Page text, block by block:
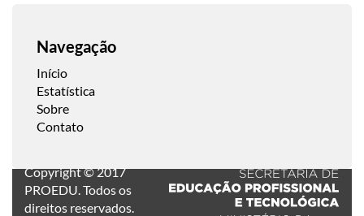
Navegação
Início
Estatística
Sobre
Contato
Copyright © 2017
PROEDU. Todos os
direitos reservados.